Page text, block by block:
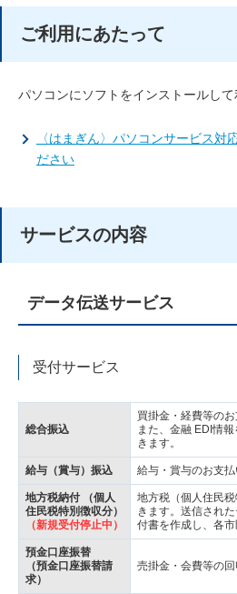
ご利用にあたって
パソコンにソフトをインストールして
〈はまぎん〉パソコンサービス対
ださい
サービスの内容
データ伝送サービス
受付サービス
総合振込
買掛金・経費等のお
また、金融 EDI情
きます。
給与（賞与）振込 給与・賞与のお支払
地方税納付 （個人
住民税特別徴収分）
（新規受付停止中）
地方税（個人住民
きます。送信され
付書を作成し、各市
預金口座振替
（預金口座振替請
求）
売掛金・会費等の回